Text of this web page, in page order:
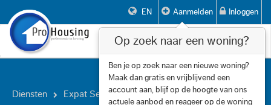
EN Aanmelden Inloggen
Toggle
Diensten Expat Services
Op zoek naar een woning?
Ben je op zoek naar een nieuwe woning?
Maak dan gratis en vrijblijvend een
account aan, blijf op de hoogte van ons
actuele aanbod en reageer op de woning